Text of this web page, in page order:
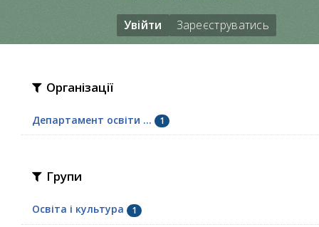
Увійти Зареєструватись
Організації
Департамент освіти ... 1
Групи
Освіта і культура 1